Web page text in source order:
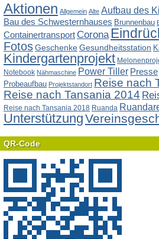
Aktionen Allgemein Alte Aufbau des
Bau des Schwesternhauses Brunnenbau
Containertransport Corona
FotosGeschenkeGesundheitsstation
Kindergartenprojekt
Notebook Nähmaschine Power Tiller Presse
Probeaufbau Projektstandort Reise nach
Reise nach Tansania 2014
Reise nach Tansania 2018 Ruanda
Unterstützung
QR-Code